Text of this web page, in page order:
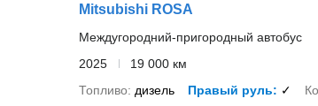
Mitsubishi ROSA
Междугородний-пригородный автобус
2025
19 000 км
Топливо
дизель Правый руль ✓